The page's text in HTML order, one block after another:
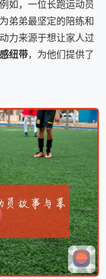
如，一位长跑运动员
弟弟最坚定的陪练和
力来源于想让家人过
纽带，为他们提供了